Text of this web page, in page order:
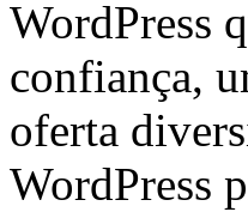
WordPress
confiança,
oferta
WordPress